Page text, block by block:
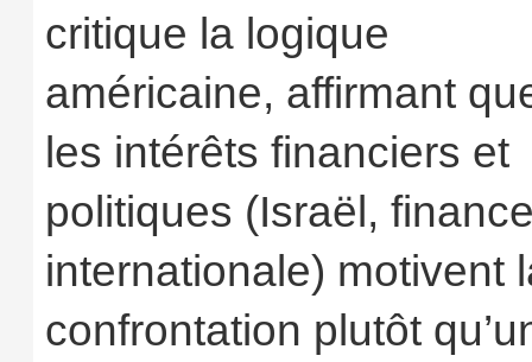
critique la logique
américaine, affirmant
les intérêts financiers et
politiques (Israël,
internationale) motivent
confrontation plutôt